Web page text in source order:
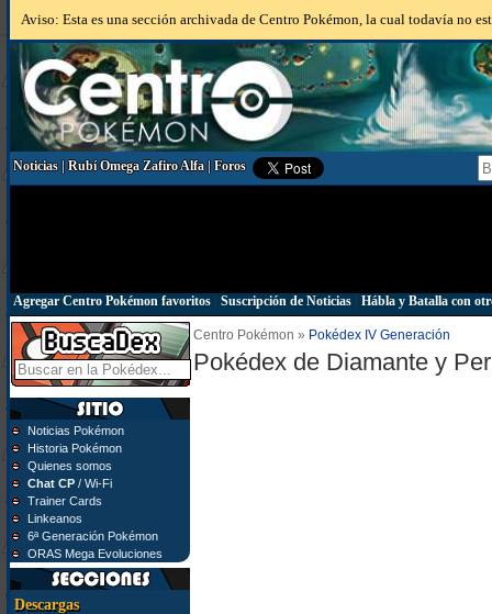
Aviso: Esta es una sección archivada de Centro Pokémon, la cual todavía no
Noticias|Rubí Omega Zafiro Alfa|Foros
Agregar Centro Pokémon favoritos| Suscripción de Noticias| Hábla y Batalla con
Noticias Pokémon
Historia Pokémon
Quienes somos
Chat CP/ Wi-Fi
Trainer Cards
Linkeanos
6ª Generación Pokémon
ORAS Mega Evoluciones
Descargas
Centro Pokémon » Pokédex IV Generación
Pokédex de Diamante y